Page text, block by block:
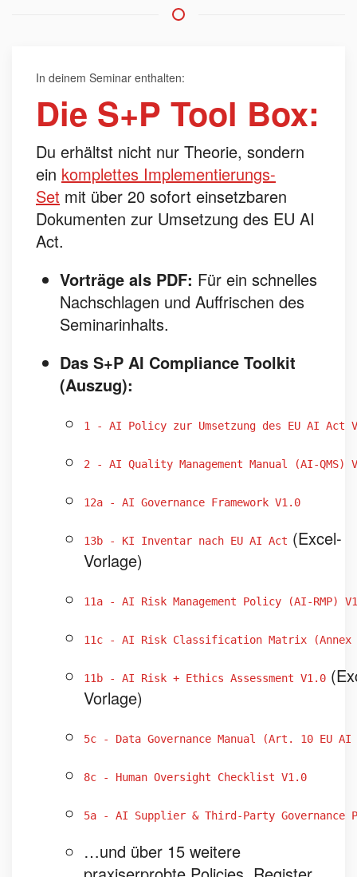
In deinem Seminar enthalten:
Die S+P Tool Box:
Du erhältst nicht nur Theorie, sondern
ein komplettes Implementierungs-
Set mit über 20 sofort einsetzbaren
Dokumenten zur Umsetzung des EU AI
Act.
Vorträge als PDF: Für ein schnelles
Nachschlagen und Auffrischen des
Seminarinhalts.
Das S+P AI Compliance Toolkit
(Auszug):
1 - AI Policy zur Umsetzung des EU AI Act
2 - AI Quality Management Manual (AI-QMS)
12a - AI Governance Framework V1.0
13b - KI Inventar nach EU AI Act (Excel-
Vorlage)
11a - AI Risk Management Policy (AI-RMP)
11c - AI Risk Classification Matrix (Annex
11b - AI Risk + Ethics Assessment V1.0
Vorlage)
5c - Data Governance Manual (Art. 10 EU
8c - Human Oversight Checklist V1.0
5a - AI Supplier & Third-Party Governance
…und über 15 weitere